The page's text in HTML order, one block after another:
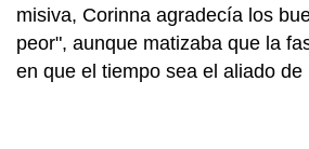
misiva, Corinna agradecía los
peor", aunque matizaba que la
en que el tiempo sea el aliado